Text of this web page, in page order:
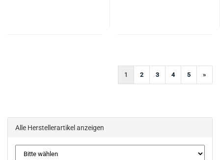
1 2 3 4 5 »
Alle Herstellerartikel anzeigen